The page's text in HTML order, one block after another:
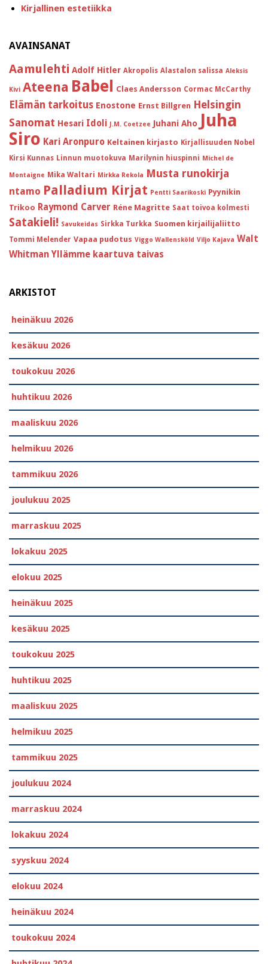
Kirjallinen estetiikka
AVAINSANAT
Aamulehti Adolf Hitler Akropolis Alastalon salissa Aleksis
Kivi Ateena Babel Claes Andersson Cormac McCarthy
Elämän tarkoitus Enostone Ernst Billgren Helsingin
Sanomat Hesari Idoli J.M. Coetzee Juhani Aho Juha
Siro Kari Aronpuro Keltainen kirjasto Kirjallisuuden Nobel
Kirsi Kunnas Linnun muotokuva Marilynin hiuspinni Michel de
Montaigne Mika Waltari Mirkka Rekola Musta runokirja
ntamo Palladium Kirjat Pentti Saarikoski Pyynikin
Trikoo Raymond Carver Réne Magritte Saat toivoa kolmesti
Satakieli! Savukeidas Sirkka Turkka Suomen kirjailijaliitto
Tommi Melender Vapaa pudotus Viggo Wallensköld Viljo Kajava Walt
Whitman Yllämme kaartuva taivas
ARKISTOT
heinäkuu 2026
kesäkuu 2026
toukokuu 2026
huhtikuu 2026
maaliskuu 2026
helmikuu 2026
tammikuu 2026
joulukuu 2025
marraskuu 2025
lokakuu 2025
elokuu 2025
heinäkuu 2025
kesäkuu 2025
toukokuu 2025
huhtikuu 2025
maaliskuu 2025
helmikuu 2025
tammikuu 2025
joulukuu 2024
marraskuu 2024
lokakuu 2024
syyskuu 2024
elokuu 2024
heinäkuu 2024
toukokuu 2024